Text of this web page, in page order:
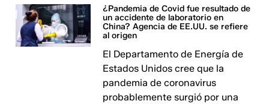
¿Pandemia de Covid fue resultado de
un accidente de laboratorio en
China? Agencia de EE.UU. se refiere
al origen
El Departamento de Energía de
Estados Unidos cree que la
pandemia de coronavirus
probablemente surgió por una